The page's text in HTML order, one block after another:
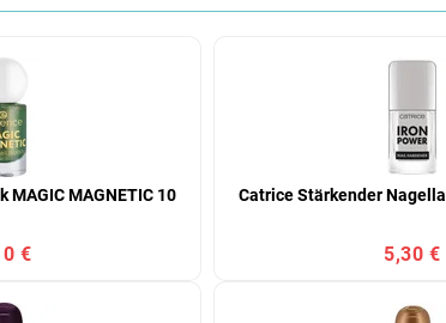
MAGNETIC 10
€
Catrice Stärkender
5,30 €